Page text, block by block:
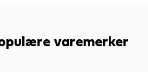
varemerker